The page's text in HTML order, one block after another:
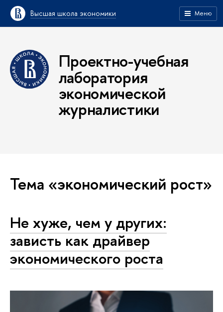
Высшая школа экономики Меню
Проектно-учебная
лаборатория
экономической
журналистики
Тема «экономический рост»
Не хуже, чем у других:
зависть как драйвер
экономического роста